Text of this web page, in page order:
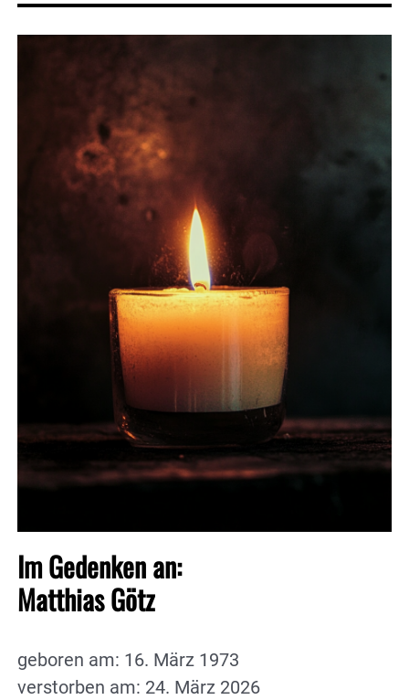
Im Gedenken an:
Matthias Götz
geboren am: 16. März 1973
verstorben am: 24. März 2026